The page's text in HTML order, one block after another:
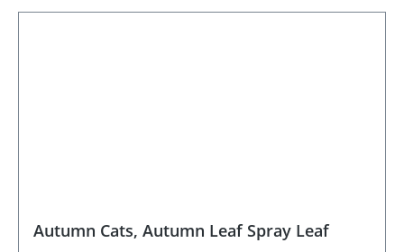
Autumn Cats, Autumn Leaf Spray Leaf